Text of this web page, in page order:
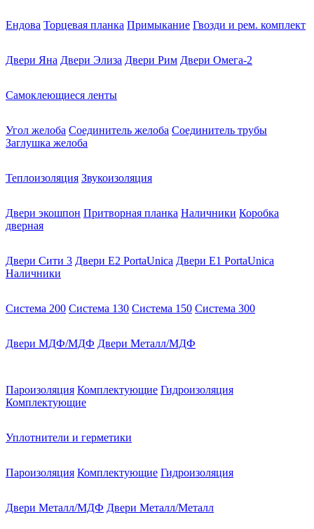
Ендова Торцевая планка Примыкание Гвозди и рем. комплект
Двери Яна Двери Элиза Двери Рим Двери Омега-2
Самоклеющиеся ленты
Угол желоба Соединитель желоба Соединитель трубы
Заглушка желоба
Теплоизоляция Звукоизоляция
Двери экошпон Притворная планка Наличники Коробка
дверная
Двери Сити 3 Двери E2 PortaUnica Двери E1 PortaUnica
Наличники
Система 200 Система 130 Система 150 Система 300
Двери МДФ/МДФ Двери Металл/МДФ
Пароизоляция Комплектующие Гидроизоляция
Комплектующие
Уплотнители и герметики
Пароизоляция Комплектующие Гидроизоляция
Двери Металл/МДФ Двери Металл/Металл